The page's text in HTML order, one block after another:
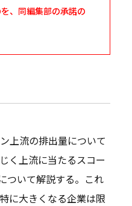
、同編集部の承諾の
上流の排出量について
く上流に当たるスコー
ついて解説する。これ
に大きくなる企業は限